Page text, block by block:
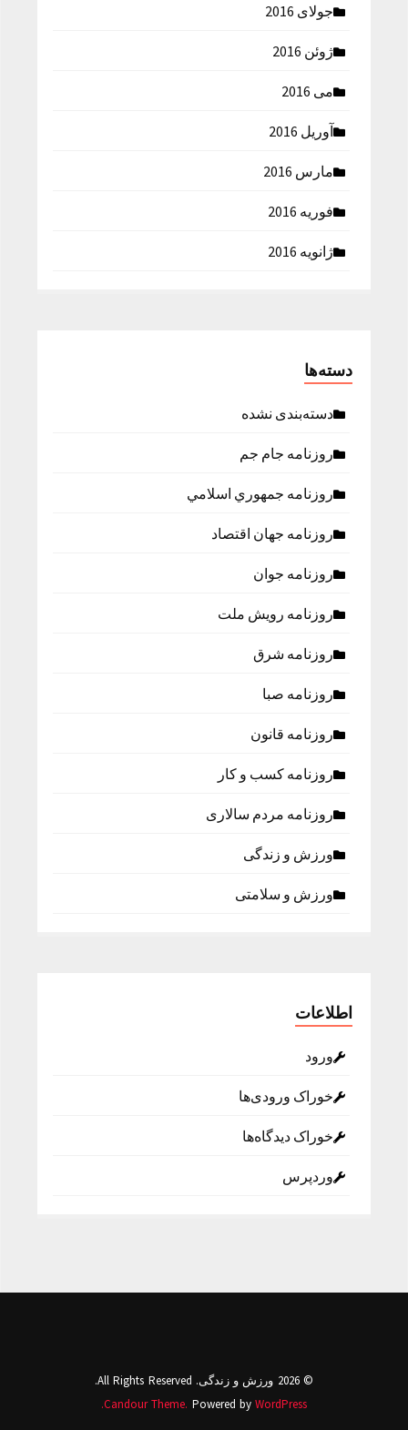
جولای 2016
ژوئن 2016
می 2016
آوریل 2016
مارس 2016
فوریه 2016
ژانویه 2016
دسته‌ها
دسته‌بندی نشده
روزنامه جام جم
روزنامه جمهوري اسلامي
روزنامه جهان اقتصاد
روزنامه جوان
روزنامه رویش ملت
روزنامه شرق
روزنامه صبا
روزنامه قانون
روزنامه كسب و كار
روزنامه مردم سالاری
ورزش و زندگی
ورزش و سلامتی
اطلاعات
ورود
خوراک ورودی‌ها
خوراک دیدگاه‌ها
وردپرس
© 2026 ورزش و زندگی. All Rights Reserved.
Candour Theme. Powered byWordPress.